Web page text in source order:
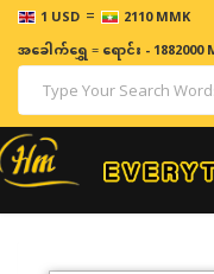
1 USD = 2110 MMK
ဈေးနှုန်းများသည် အချိန်နှင့်
အခေါက်ရွှေ=ရောင်း - 1882000